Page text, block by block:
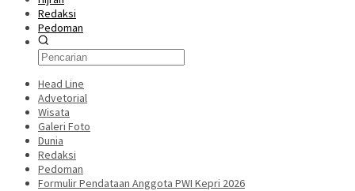
Redaksi
Pedoman
Head Line
Advetorial
Wisata
Galeri Foto
Dunia
Redaksi
Pedoman
Formulir Pendataan Anggota PWI Kepri 2026